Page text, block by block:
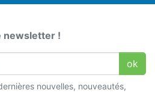
newsletter !
ok
nouvelles, nouveautés,